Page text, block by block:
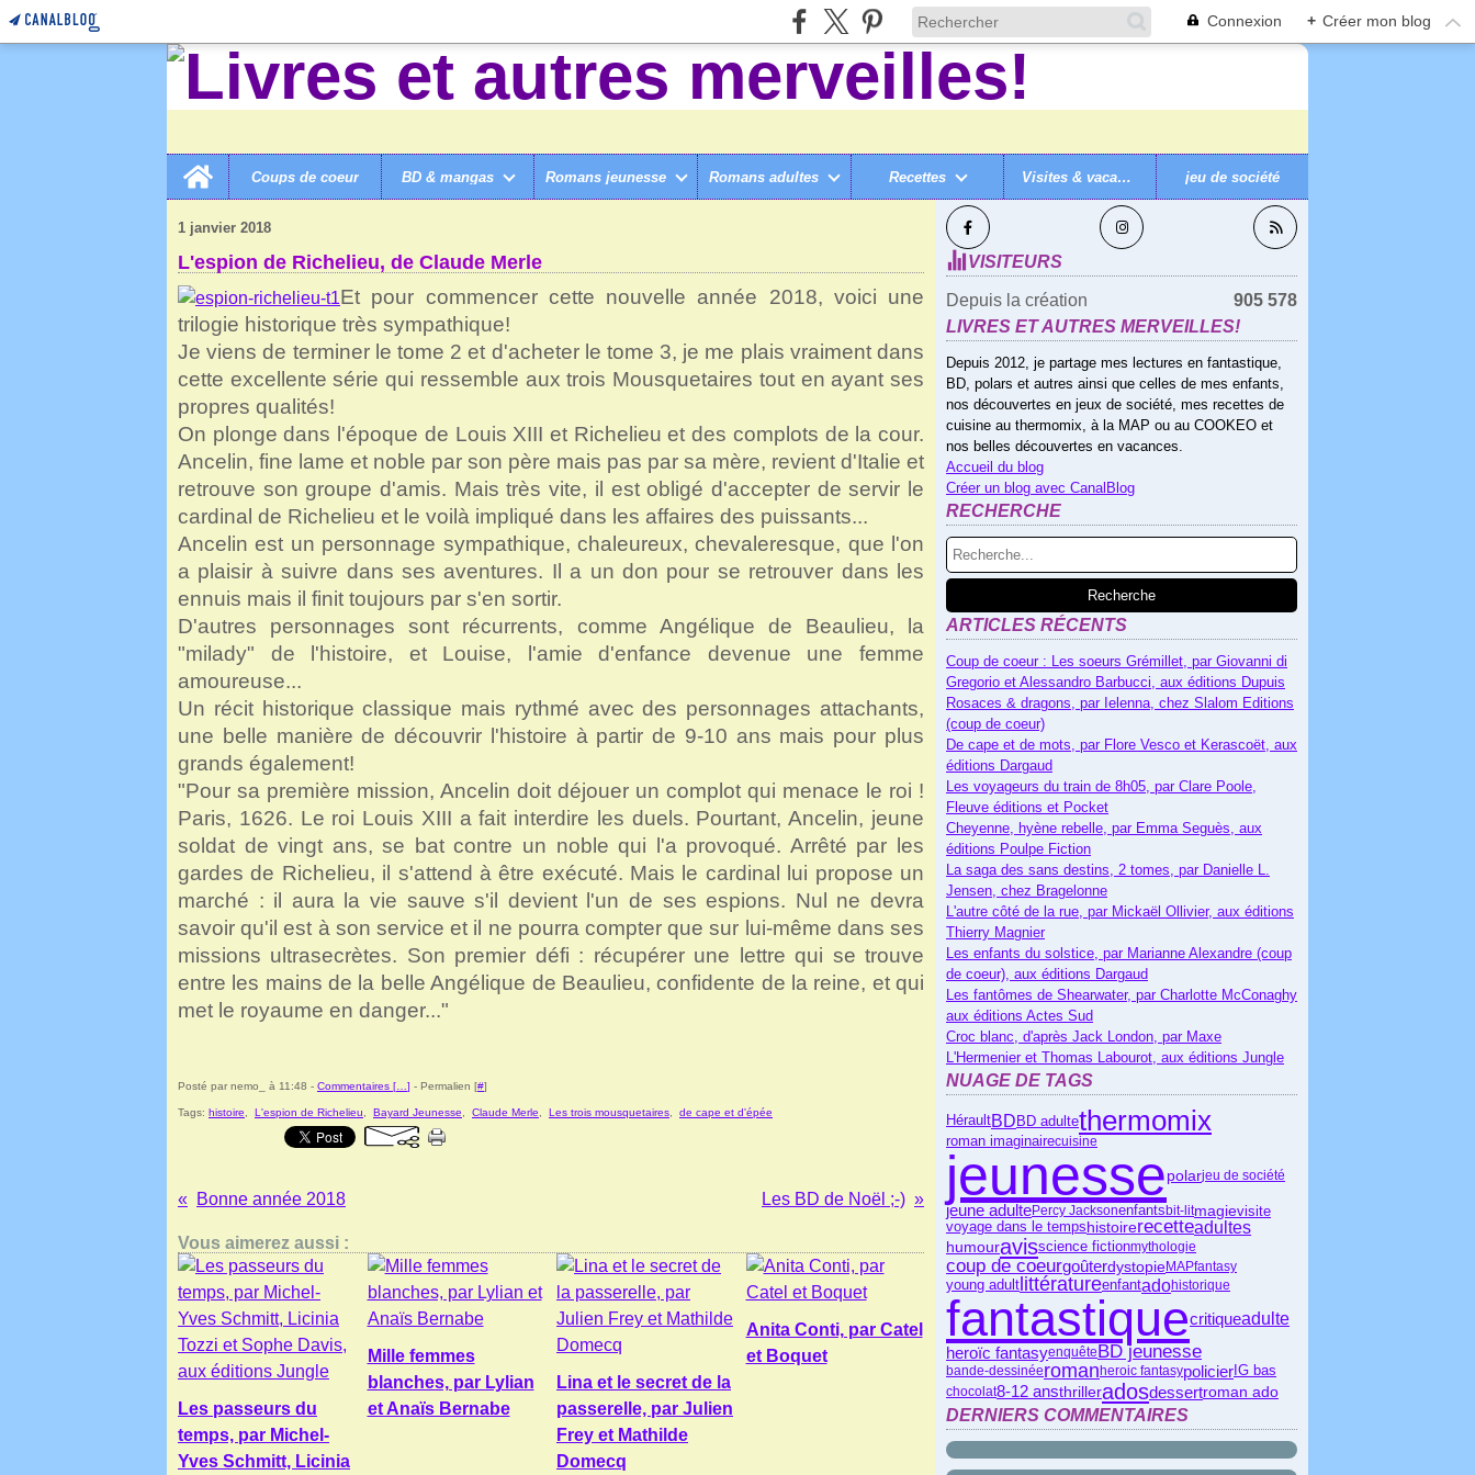
Connexion + Créer mon blog
Home
Coups de coeur
BD & mangas Romans jeunesse Romans adultes Recettes Visites & vacances jeu de société
LIVRES ET AUTRES MERVEILLES! > 3A ROMANS ENFANTS ET + > L'ESPION DE RICHELIEU, DE CLAUDE MERLE
1 janvier 2018
L'espion de Richelieu, de Claude Merle
Et pour commencer cette nouvelle année 2018, voici une
trilogie historique très sympathique!
Je viens de terminer le tome 2 et d'acheter le tome 3, je me plais vraiment dans
cette excellente série qui ressemble aux trois Mousquetaires tout en ayant ses
propres qualités!
On plonge dans l'époque de Louis XIII et Richelieu et des complots de la cour.
Ancelin, fine lame et noble par son père mais pas par sa mère, revient d'Italie et
retrouve son groupe d'amis. Mais très vite, il est obligé d'accepter de servir le
cardinal de Richelieu et le voilà impliqué dans les affaires des puissants...
Ancelin est un personnage sympathique, chaleureux, chevaleresque, que l'on
a plaisir à suivre dans ses aventures. Il a un don pour se retrouver dans les
ennuis mais il finit toujours par s'en sortir.
D'autres personnages sont récurrents, comme Angélique de Beaulieu, la
"milady" de l'histoire, et Louise, l'amie d'enfance devenue une femme
amoureuse...
Un récit historique classique mais rythmé avec des personnages attachants,
une belle manière de découvrir l'histoire à partir de 9-10 ans mais pour plus
grands également!
"Pour sa première mission, Ancelin doit déjouer un complot qui menace le roi !
Paris, 1626. Le roi Louis XIII a fait interdire les duels. Pourtant, Ancelin, jeune
soldat de vingt ans, se bat contre un noble qui l'a provoqué. Arrêté par les
gardes de Richelieu, il s'attend à être exécuté. Mais le cardinal lui propose un
marché : il aura la vie sauve s'il devient l'un de ses espions. Nul ne devra
savoir qu'il est à son service et il ne pourra compter que sur lui-même dans ses
missions ultrasecrètes. Son premier défi : récupérer une lettre qui se trouve
entre les mains de la belle Angélique de Beaulieu, confidente de la reine, et qui
met le royaume en danger..."
Posté par nemo_ à 11:48 - Commentaires [ ] - Permalien [#]
Tags: histoire L'espion de Richelieu Bayard Jeunesse Claude Merle Les trois mousquetaires de cape et d'épée
Bonne année 2018 Les BD de Noël ;-)
Vous aimerez aussi :
Les passeurs du
temps, par Michel-
Yves Schmitt, Licinia
Mille femmes
blanches, par Lylian
et Anaïs Bernabe
Lina et le secret de la
passerelle, par Julien
Frey et Mathilde
Domecq
Anita Conti, par Catel
et Boquet
SUIVEZ-MOI
VISITEURS
Depuis la création
905 578
LIVRES ET AUTRES MERVEILLES!
Depuis 2012, je partage mes lectures en fantastique,
BD, polars et autres ainsi que celles de mes enfants,
nos découvertes en jeux de société, mes recettes de
cuisine au thermomix, à la MAP ou au COOKEO et
nos belles découvertes en vacances.
Accueil du blog
Créer un blog avec CanalBlog
RECHERCHE
ARTICLES RÉCENTS
Coup de coeur : Les soeurs Grémillet, par Giovanni di
Gregorio et Alessandro Barbucci, aux éditions Dupuis
Rosaces & dragons, par Ielenna, chez Slalom Editions
(coup de coeur)
De cape et de mots, par Flore Vesco et Kerascoët, aux
éditions Dargaud
Les voyageurs du train de 8h05, par Clare Poole,
Fleuve éditions et Pocket
Cheyenne, hyène rebelle, par Emma Seguès, aux
éditions Poulpe Fiction
La saga des sans destins, 2 tomes, par Danielle L.
Jensen, chez Bragelonne
L'autre côté de la rue, par Mickaël Ollivier, aux éditions
Thierry Magnier
Les enfants du solstice, par Marianne Alexandre (coup
de coeur), aux éditions Dargaud
Les fantômes de Shearwater, par Charlotte McConaghy
aux éditions Actes Sud
Croc blanc, d'après Jack London, par Maxe
L'Hermenier et Thomas Labourot, aux éditions Jungle
NUAGE DE TAGS
HéraultBDBD adultethermomix
roman imaginairecuisine
jeunessepolarjeu de société
jeune adultePercy Jacksonenfantsbit-litmagievisite
voyage dans le tempshistoirerecetteadultes
humouravisscience fictionmythologie
coup de coeurgoûterdystopieMAPfantasy
young adult littératureenfantadohistorique
fantastiquecritiqueadulte
heroïc fantasyenquêteBD jeunesse
bande-dessinéeroman heroic fantasypolicier IG bas
chocolat8-12 ansthrilleradosdessertroman ado
DERNIERS COMMENTAIRES